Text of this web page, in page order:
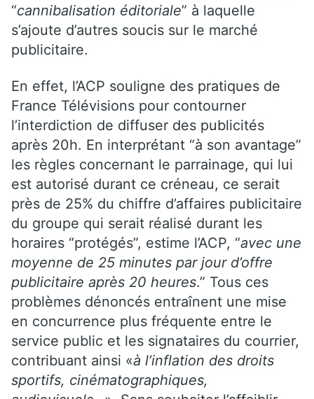
“cannibalisation éditoriale” à laquelle
s’ajoute d’autres soucis sur le marché
publicitaire.
En effet, l’ACP souligne des pratiques de
France Télévisions pour contourner
l’interdiction de diffuser des publicités
après 20h. En interprétant “à son avantage”
les règles concernant le parrainage, qui lui
est autorisé durant ce créneau, ce serait
près de 25% du chiffre d’affaires publicitaire
du groupe qui serait réalisé durant les
horaires “protégés”, estime l’ACP, “avec une
moyenne de 25 minutes par jour d’offre
publicitaire après 20 heures.” Tous ces
problèmes dénoncés entraînent une mise
en concurrence plus fréquente entre le
service public et les signataires du courrier,
contribuant ainsi «à l’inflation des droits
sportifs, cinématographiques,